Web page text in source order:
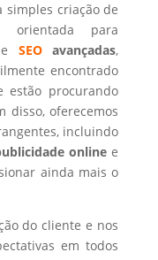
simples criação de
orientada para
SEOavançadas,
encontrado
estão procurando
disso, oferecemos
incluindo
online e
ainda mais o
do cliente e nos
em todos